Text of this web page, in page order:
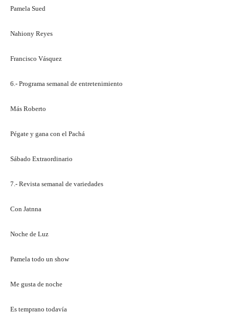
Pamela Sued
Nahiony Reyes
Francisco Vásquez
6.- Programa semanal de entretenimiento
Más Roberto
Pégate y gana con el Pachá
Sábado Extraordinario
7.- Revista semanal de variedades
Con Jatnna
Noche de Luz
Pamela todo un show
Me gusta de noche
Es temprano todavía